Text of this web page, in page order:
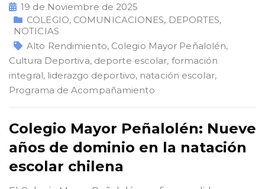
19 de Noviembre de 2025
COLEGIO, COMUNICACIONES, DEPORTES,
NOTICIAS
Alto Rendimiento, Colegio Mayor Peñalolén,
Cultura Deportiva, deporte escolar, formación
integral, liderazgo deportivo, natación escolar,
Programa de Acompañamiento
Colegio Mayor Peñalolén: Nueve
años de dominio en la natación
escolar chilena